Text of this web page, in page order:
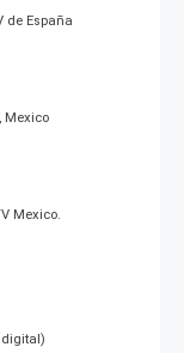
de España
Mexico
Mexico.
digital)